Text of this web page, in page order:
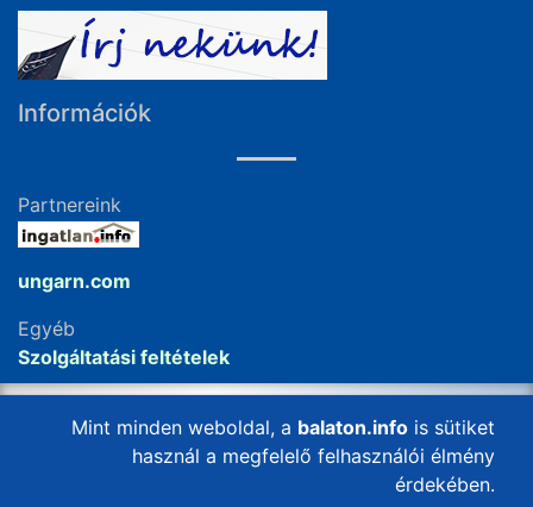
Mint minden weboldal, a balaton.infois sütiket
használ a megfelelő felhasználói élmény
érdekében.
Információk
Partnereink
ungarn.com
Egyéb
Szolgáltatási feltételek